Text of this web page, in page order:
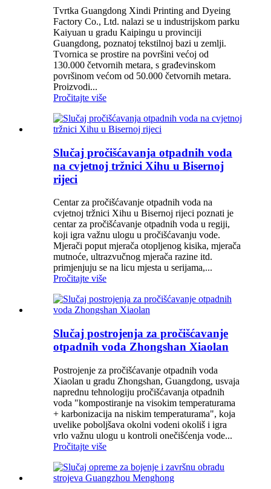
Tvrtka Guangdong Xindi Printing and Dyeing
Factory Co., Ltd. nalazi se u industrijskom parku
Kaiyuan u gradu Kaipingu u provinciji
Guangdong, poznatoj tekstilnoj bazi u zemlji.
Tvornica se prostire na površini većoj od
130.000 četvornih metara, s građevinskom
površinom većom od 50.000 četvornih metara.
Proizvodi...
Pročitajte više
Slučaj pročišćavanja otpadnih voda
na cvjetnoj tržnici Xihu u Bisernoj
rijeci
Centar za pročišćavanje otpadnih voda na
cvjetnoj tržnici Xihu u Bisernoj rijeci poznati je
centar za pročišćavanje otpadnih voda u regiji,
koji igra važnu ulogu u pročišćavanju vode.
Mjerači poput mjerača otopljenog kisika, mjerača
mutnoće, ultrazvučnog mjerača razine itd.
primjenjuju se na licu mjesta u serijama,...
Pročitajte više
Slučaj postrojenja za pročišćavanje
otpadnih voda Zhongshan Xiaolan
Postrojenje za pročišćavanje otpadnih voda
Xiaolan u gradu Zhongshan, Guangdong, usvaja
naprednu tehnologiju pročišćavanja otpadnih
voda "kompostiranje na visokim temperaturama
+ karbonizacija na niskim temperaturama", koja
uvelike poboljšava okolni vodeni okoliš i igra
vrlo važnu ulogu u kontroli onečišćenja vode...
Pročitajte više